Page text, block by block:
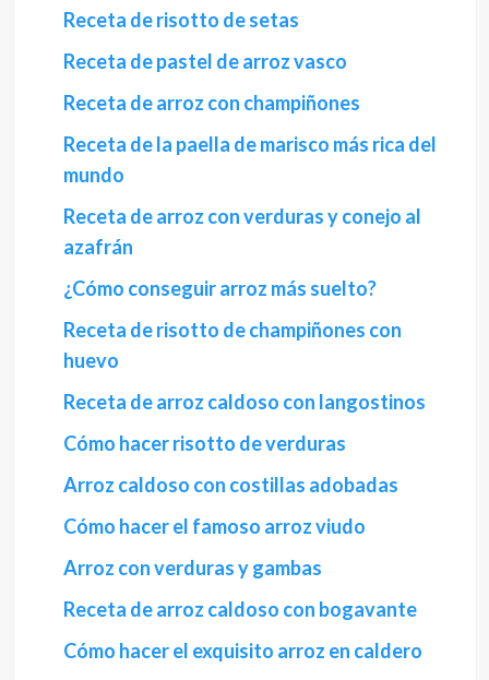
Receta de risotto de setas
Receta de pastel de arroz vasco
Receta de arroz con champiñones
Receta de la paella de marisco más rica del
mundo
Receta de arroz con verduras y conejo al
azafrán
¿Cómo conseguir arroz más suelto?
Receta de risotto de champiñones con
huevo
Receta de arroz caldoso con langostinos
Cómo hacer risotto de verduras
Arroz caldoso con costillas adobadas
Cómo hacer el famoso arroz viudo
Arroz con verduras y gambas
Receta de arroz caldoso con bogavante
Cómo hacer el exquisito arroz en caldero